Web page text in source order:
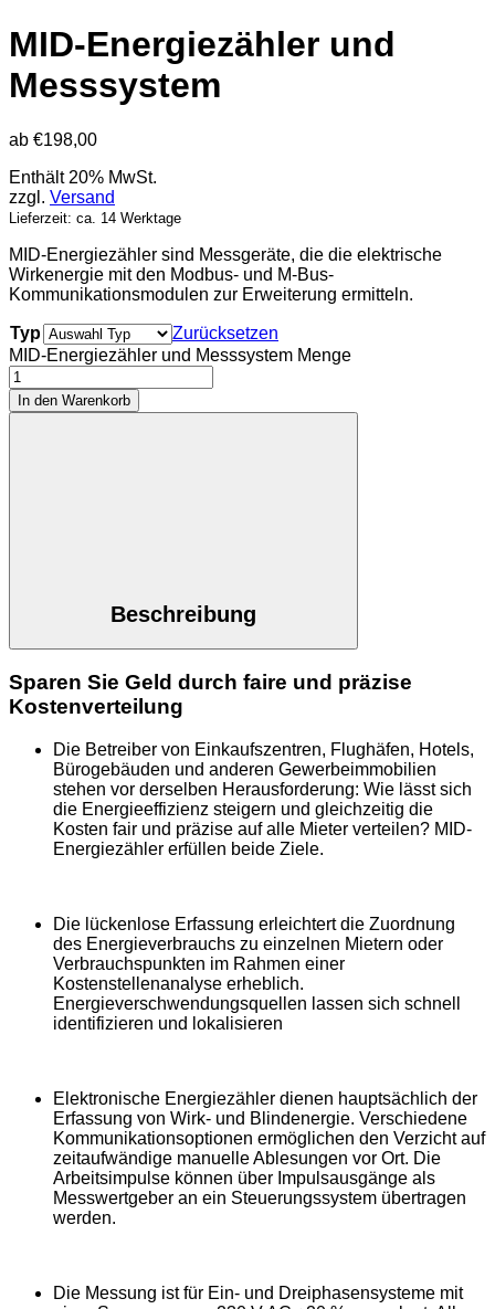
MID-Energiezähler und
Messsystem
ab €198,00
Enthält 20% MwSt.
zzgl. Versand
Lieferzeit: ca. 14 Werktage
MID-Energiezähler sind Messgeräte, die die elektrische
Wirkenergie mit den Modbus- und M-Bus-
Kommunikationsmodulen zur Erweiterung ermitteln.
Typ
Zurücksetzen
MID-Energiezähler und Messsystem Menge
In den Warenkorb
Beschreibung
Sparen Sie Geld durch faire und präzise
Kostenverteilung
Die Betreiber von Einkaufszentren, Flughäfen, Hotels,
Bürogebäuden und anderen Gewerbeimmobilien
stehen vor derselben Herausforderung: Wie lässt sich
die Energieeffizienz steigern und gleichzeitig die
Kosten fair und präzise auf alle Mieter verteilen? MID-
Energiezähler erfüllen beide Ziele.
Die lückenlose Erfassung erleichtert die Zuordnung
des Energieverbrauchs zu einzelnen Mietern oder
Verbrauchspunkten im Rahmen einer
Kostenstellenanalyse erheblich.
Energieverschwendungsquellen lassen sich schnell
identifizieren und lokalisieren
Elektronische Energiezähler dienen hauptsächlich der
Erfassung von Wirk- und Blindenergie. Verschiedene
Kommunikationsoptionen ermöglichen den Verzicht auf
zeitaufwändige manuelle Ablesungen vor Ort. Die
Arbeitsimpulse können über Impulsausgänge als
Messwertgeber an ein Steuerungssystem übertragen
werden.
Die Messung ist für Ein- und Dreiphasensysteme mit